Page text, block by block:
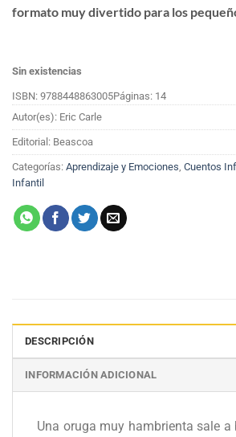
formato muy divertido para los
Sin existencias
ISBN: 9788448863005Páginas: 14
Autor(es): Eric Carle
Editorial: Beascoa
Categorías: Aprendizaje y Emociones Cuentos
Infantil
DESCRIPCIÓN
INFORMACIÓN ADICIONAL
Una oruga muy hambrienta sale a